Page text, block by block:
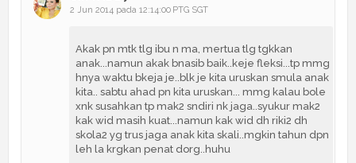
2 Jun 2014 pada 12:14:00 PTG SGT
Akak pn mtk tlg ibu n ma, mertua tlg tgkkan
anak...namun akak bnasib baik..keje fleksi...tp mmg
hnya waktu bkeja je..blk je kita uruskan smula anak
kita.. sabtu ahad pn kita uruskan... mmg kalau bole
xnk susahkan tp mak2 sndiri nk jaga..syukur mak2
kak wid masih kuat...namun kak wid dh riki2 dh
skola2 yg trus jaga anak kita skali..mgkin tahun dpn
leh la krgkan penat dorg..huhu